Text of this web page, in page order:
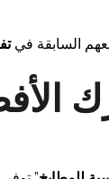
السابقة في